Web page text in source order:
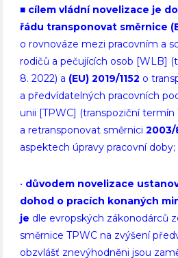
■ cílem vládní novelizace je
řádu transponovat směrnice
o rovnováze mezi pracovním a
rodičů a pečujících osob [WLB]
8. 2022) a (EU) 2019/1152 o
a předvídatelných pracovních
unii [TPWC] (transpoziční termín
a retransponovat směrnici2003/
aspektech úpravy pracovní doby;
• důvodem novelizace
dohod o pracích konaných
je dle evropských zákonodárců
směrnice TPWC na zvýšení
obzvlášť znevýhodněni jsou